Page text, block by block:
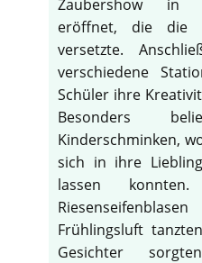
Zaubershow in
eröffnet, die die
versetzte.
verschiedene
Schüler ihre
Besonders
Kinderschminken,
sich in ihre
lassen
Frühlingsluft
Gesichter